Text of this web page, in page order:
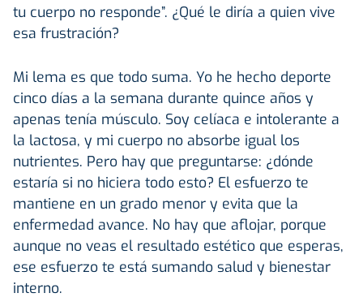
tu cuerpo no responde”. ¿Qué le diría a quien vive
esa frustración?
Mi lema es que todo suma. Yo he hecho deporte
cinco días a la semana durante quince años y
apenas tenía músculo. Soy celíaca e intolerante a
la lactosa, y mi cuerpo no absorbe igual los
nutrientes. Pero hay que preguntarse: ¿dónde
estaría si no hiciera todo esto? El esfuerzo te
mantiene en un grado menor y evita que la
enfermedad avance. No hay que aflojar, porque
aunque no veas el resultado estético que esperas,
ese esfuerzo te está sumando salud y bienestar
interno.